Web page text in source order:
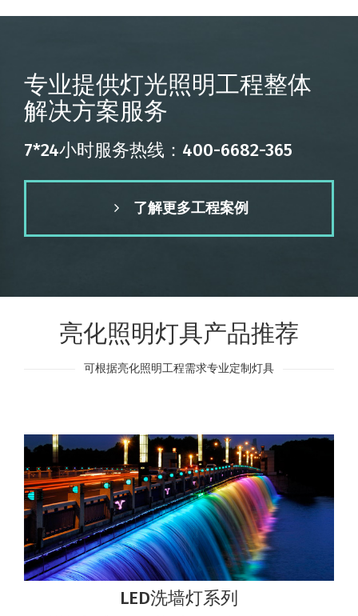
专业提供灯光照明工程整体
解决方案服务
7*24小时服务热线：400-6682-365
了解更多工程案例
亮化照明灯具产品推荐
可根据亮化照明工程需求专业定制灯具
LED洗墙灯系列